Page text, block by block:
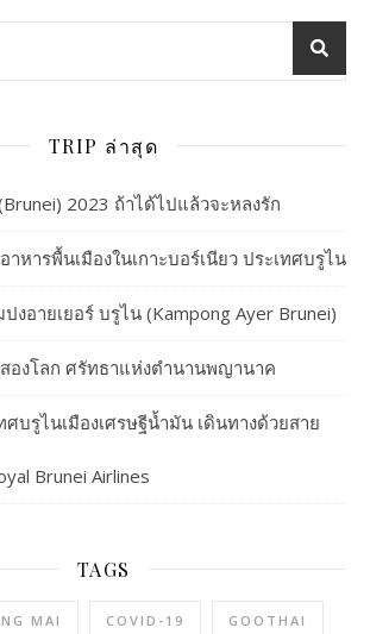
TRIP ล่าสุด
2023 ถ้าได้ไปแล้วจะหลงรัก
หารพื้นเมืองในเกาะบอร์เนียว ประเทศบรูไน
งอายเยอร์ บรูไน (Kampong Ayer Brunei)
องโลก ศรัทธาแห่งตำนานพญานาค
ศบรูไนเมืองเศรษฐีน้ำมัน เดินทางด้วยสาย
Brunei Airlines
TAGS
MAI COVID-19 GOOTHAI